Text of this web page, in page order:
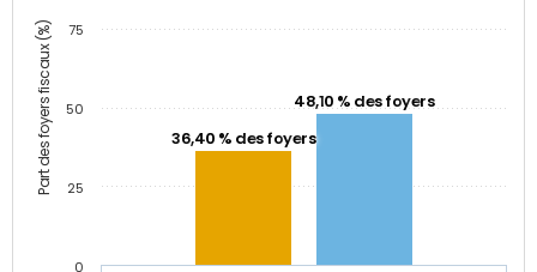
Part des foyers fiscaux (%) 36,40 % des foyers
48,10 % des foyers
0
25
50
75